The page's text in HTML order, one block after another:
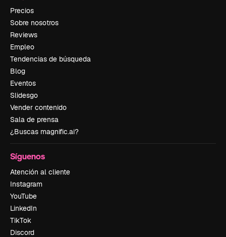
Precios
Sobre nosotros
Reviews
Empleo
Tendencias de búsqueda
Blog
Eventos
Slidesgo
Vender contenido
Sala de prensa
¿Buscas magnific.ai?
Síguenos
Atención al cliente
Instagram
YouTube
LinkedIn
TikTok
Discord